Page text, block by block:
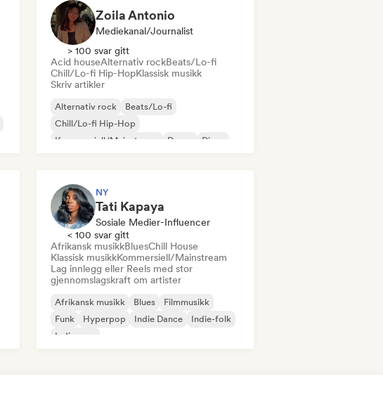
Zoila Antonio
Mediekanal/journalist
> 100 svar gitt
Acid houseAlternativ rockBeats/Lo-fi
Chill/Lo-fi Hip-HopKlassisk musikk
Skriv artikler
Alternativ rock
Beats/Lo-fi
Chill/Lo-fi Hip-Hop
Kommersiell/Mainstream
Dance
Disco
NY
Tati Kapaya
Sosiale Medier-Influencer
< 100 svar gitt
Afrikansk musikkBluesChill House
Klassisk musikkKommersiell/Mainstream
Lag innlegg eller Reels med stor
gjennomslagskraft om artister
Afrikansk musikk Blues
Filmmusikk
Funk
Hyperpop Indie Dance
Indie-folk
Indie-pop